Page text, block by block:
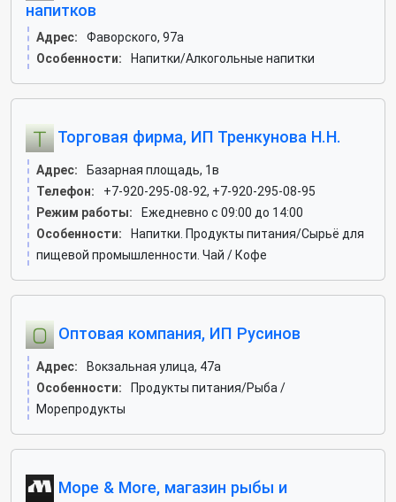
напитков
Адрес:
Фаворского, 97а
Особенности:
Напитки/Алкогольные напитки
Торговая фирма, ИП Тренкунова Н.Н.
Адрес:
Базарная площадь, 1в
Телефон:
+7-920-295-08-92, +7-920-295-08-95
Режим работы:
Ежедневно с 09:00 до 14:00
Особенности:
Напитки. Продукты питания/Сырьё для
пищевой промышленности. Чай / Кофе
Оптовая компания, ИП Русинов
Адрес:
Вокзальная улица, 47а
Особенности:
Продукты питания/Рыба /
Морепродукты
Море & More, магазин рыбы и